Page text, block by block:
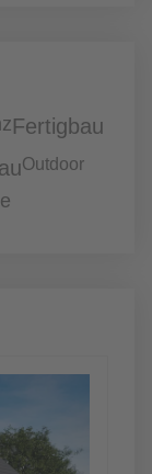
Fertigbau
Outdoor